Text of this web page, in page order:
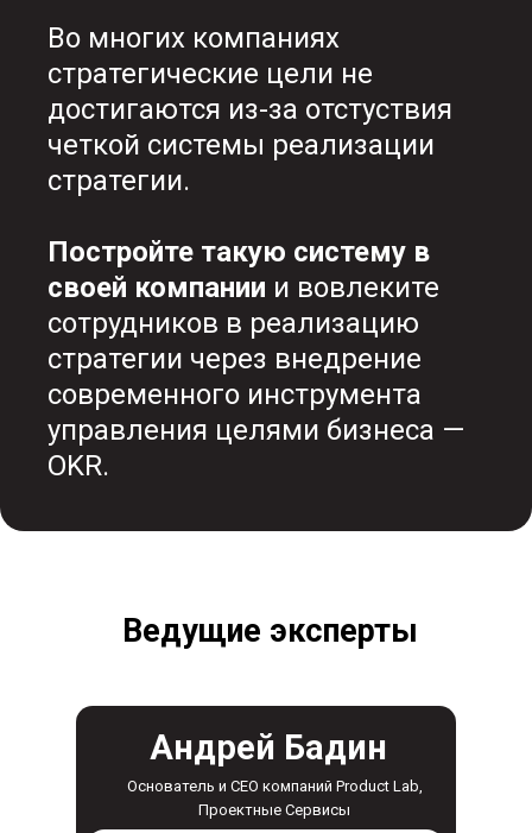
Во многих компаниях
стратегические цели не
достигаются из-за отстуствия
четкой системы реализации
стратегии.
Постройте такую систему в
своей компании и вовлеките
сотрудников в реализацию
стратегии через внедрение
современного инструмента
управления целями бизнеса —
OKR.
Основатель и CEO компаний Product Lab,
Проектные Сервисы
Андрей Бадин
Ведущие эксперты